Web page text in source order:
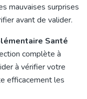
mauvaises surprises
avant de valider.
Santé
complète à
à vérifier votre
efficacement les